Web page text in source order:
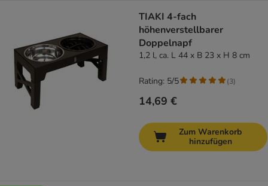
TIAKI 4-fach
höhenverstellbarer
Doppelnapf
1,2 l, ca. L 44 x B 23 x H 8 cm
14,69 €
Rating: 5/5 (3)
Zum Warenkorb
hinzufügen